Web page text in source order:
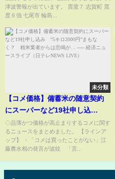
津波警報が出ています。 震度７ 志賀町 震
度６強 七尾市 輪島...
未分類
【コメ価格】備蓄米の随意契約
にスーパーなど19社申し込
み “5キロ2000円”まもなく？
精米業者からは悲鳴が… ── 経
済ニュースライブ（日テレNEWS
◇品薄かつ価格が高止まりするコメに関す
るニュースをまとめました。 【ラインア
ップ】 ・「コメは買ったことがない」江
藤農水相の発言が波紋 「言...